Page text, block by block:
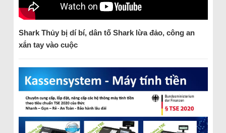
Shark Thủy bị dí bí, dân tố Shark lừa đảo, công an
xắn tay vào cuộc